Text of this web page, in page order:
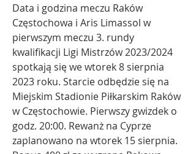
Data i godzina meczu Raków
Częstochowa i Aris Limassol w
pierwszym meczu 3. rundy
kwalifikacji Ligi Mistrzów 2023/2024
spotkają się we wtorek 8 sierpnia
2023 roku. Starcie odbędzie się na
Miejskim Stadionie Piłkarskim Raków
w Częstochowie. Pierwszy gwizdek o
godz. 20:00. Rewanż na Cyprze
zaplanowano na wtorek 15 sierpnia.